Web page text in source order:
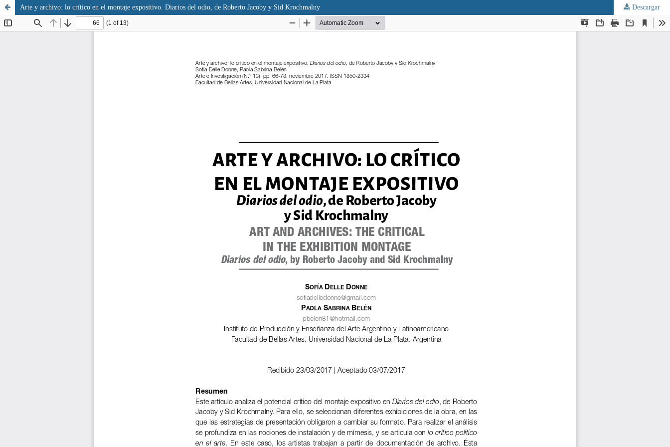
Arte y archivo: lo crítico en el montaje expositivo. Diarios del odio, de Roberto Jacoby y Sid Krochmalny Descargar